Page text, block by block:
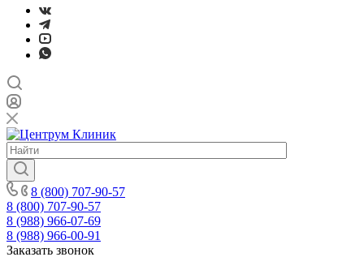
8 (800) 707-90-57
8 (800) 707-90-57
8 (988) 966-07-69
8 (988) 966-00-91
Заказать звонок